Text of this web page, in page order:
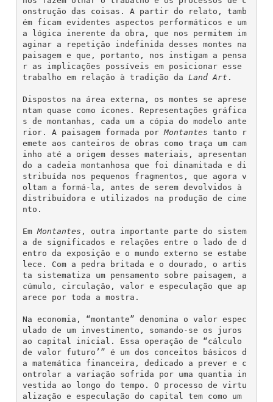
onstrução das coisas. A partir do relato, tamb
ém ficam evidentes aspectos performáticos e um
a lógica inerente da obra, que nos permitem im
aginar a repetição indefinida desses montes na
paisagem e que, portanto, nos instigam a pensa
r as implicações possíveis em posicionar esse
trabalho em relação à tradição da Land Art .
Dispostos na área externa, os montes se aprese
ntam quase como ícones. Representações gráfica
s de montanhas, cada um a cópia do modelo ante
rior. A paisagem formada por Montantes tanto r
emete aos canteiros de obras como traça um cam
inho até a origem desses materiais, apresentan
do a cadeia montanhosa que foi dinamitada e di
stribuída nos pequenos fragmentos, que agora v
oltam a formá-la, antes de serem devolvidos à
distribuidora e utilizados na produção de cime
nto.
Em Montantes , outra importante parte do sistem
a de significados e relações entre o lado de d
entro da exposição e o mundo externo se estabe
lece. Com a pedra britada e o dourado, o artis
ta sistematiza um pensamento sobre paisagem, a
cúmulo, circulação, valor e especulação que ap
arece por toda a mostra.
Na economia, “montante” denomina o valor espec
ulado de um investimento, somando-se os juros
ao capital inicial. Essa operação de “cálculo
de valor futuro’” é um dos conceitos básicos d
a matemática financeira, dedicado a prever e c
ontrolar a variação sofrida por uma quantia in
vestida ao longo do tempo. O processo de virtu
alização e especulação do capital tem como um